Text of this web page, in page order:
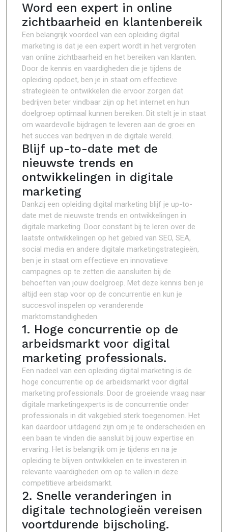
Word een expert in online
zichtbaarheid en klantenbereik
Een belangrijk voordeel van een opleiding digital
marketing is dat je een expert wordt in het vergroten
van online zichtbaarheid en het bereiken van klanten.
Door de kennis en vaardigheden die je tijdens de
opleiding opdoet, ben je in staat om effectieve
strategieën te ontwikkelen die ervoor zorgen dat
bedrijven beter vindbaar zijn op het internet en hun
doelgroep optimaal kunnen bereiken. Dit stelt je in staat
om waardevolle bijdragen te leveren aan de groei en
het succes van bedrijven in de digitale wereld.
Blijf up-to-date met de
nieuwste trends en
ontwikkelingen in digitale
marketing
Dankzij een opleiding digital marketing blijf je up-to-
date met de nieuwste trends en ontwikkelingen in
digitale marketing. Door constant bij te leren over de
laatste ontwikkelingen op het gebied van SEO, SEA,
social media en andere digitale marketingstrategieën,
ben je in staat om effectieve en innovatieve
campagnes op te zetten die aansluiten bij de
behoeften van jouw doelgroep. Met deze kennis ben je
altijd een stap voor op de concurrentie en kun je
succesvol inspelen op veranderende
marktomstandigheden.
1. Hoge concurrentie op de
arbeidsmarkt voor digital
marketing professionals.
Een nadeel van een opleiding digital marketing is de
hoge concurrentie op de arbeidsmarkt voor digital
marketing professionals. Door de groeiende vraag naar
digitale marketingexperts is de concurrentie onder
professionals in dit vakgebied sterk toegenomen. Het
kan daardoor uitdagend zijn om je te onderscheiden en
een baan te vinden die aansluit bij jouw expertise en
ervaring. Het is belangrijk om je tijdens en na je
opleiding te blijven ontwikkelen en te investeren in
relevante vaardigheden om op te vallen in deze
competitieve arbeidsmarkt.
2. Snelle veranderingen in
digitale technologieën vereisen
voortdurende bijscholing.